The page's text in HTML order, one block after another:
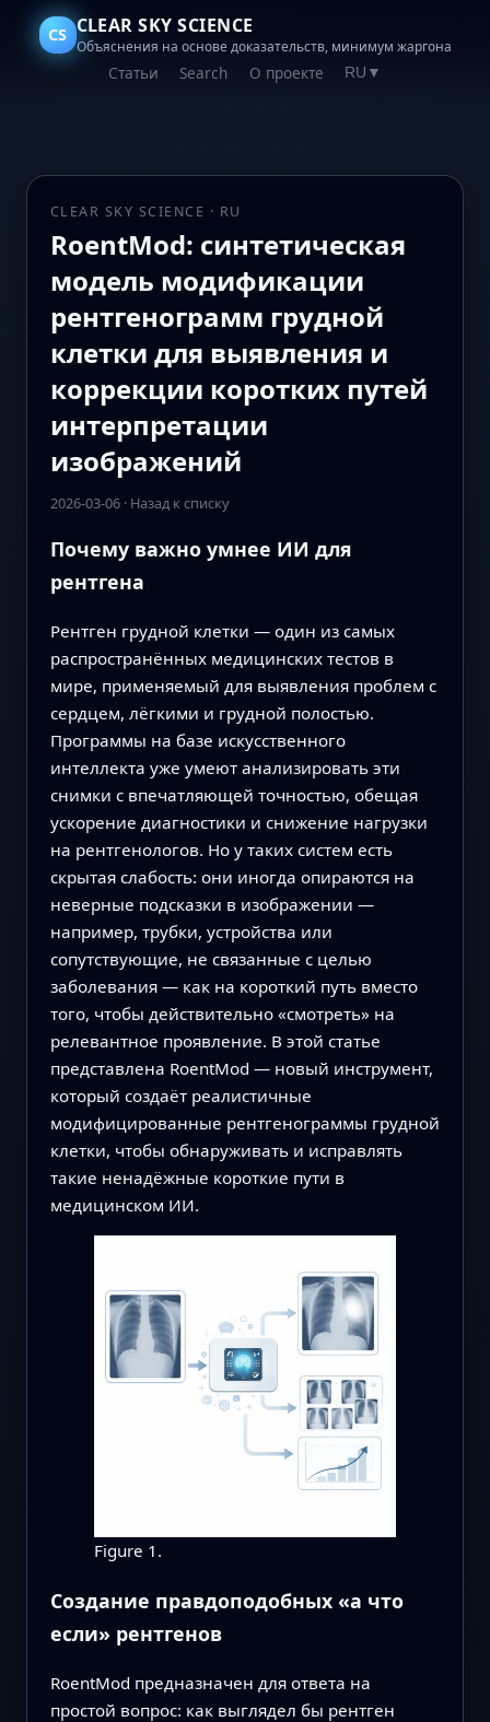
CS CLEAR SKY SCIENCE
Объяснения на основе доказательств, минимум жаргона
Статьи Search О проекте RU ▼
CLEAR SKY SCIENCE · RU
RoentMod: синтетическая
модель модификации
рентгенограмм грудной
клетки для выявления и
коррекции коротких путей
интерпретации
изображений
2026-03-06· Назад к списку
Почему важно умнее ИИ для
рентгена
Рентген грудной клетки — один из самых
распространённых медицинских тестов в
мире, применяемый для выявления проблем с
сердцем, лёгкими и грудной полостью.
Программы на базе искусственного
интеллекта уже умеют анализировать эти
снимки с впечатляющей точностью, обещая
ускорение диагностики и снижение нагрузки
на рентгенологов. Но у таких систем есть
скрытая слабость: они иногда опираются на
неверные подсказки в изображении —
например, трубки, устройства или
сопутствующие, не связанные с целью
заболевания — как на короткий путь вместо
того, чтобы действительно «смотреть» на
релевантное проявление. В этой статье
представлена RoentMod — новый инструмент,
который создаёт реалистичные
модифицированные рентгенограммы грудной
клетки, чтобы обнаруживать и исправлять
такие ненадёжные короткие пути в
медицинском ИИ.
Figure 1.
Создание правдоподобных «а что
если» рентгенов
RoentMod предназначен для ответа на
простой вопрос: как выглядел бы рентген